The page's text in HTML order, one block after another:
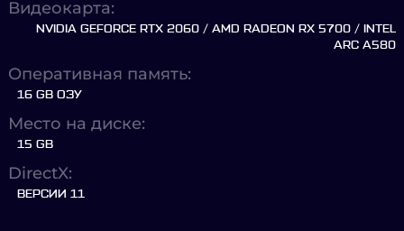
Видеокарта:
NVIDIA GEFORCE RTX 2060 / AMD RADEON RX 5700 / INTEL
ARC A580
Оперативная память:
16 GB ОЗУ
Место на диске:
15 GB
DirectX:
ВЕРСИИ 11